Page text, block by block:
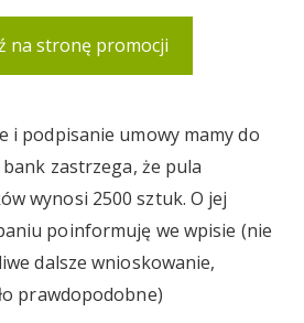
na stronę promocji
i podpisanie umowy mamy do
bank zastrzega, że pula
wynosi 2500 sztuk. O jej
poinformuję we wpisie (nie
dalsze wnioskowanie,
prawdopodobne)